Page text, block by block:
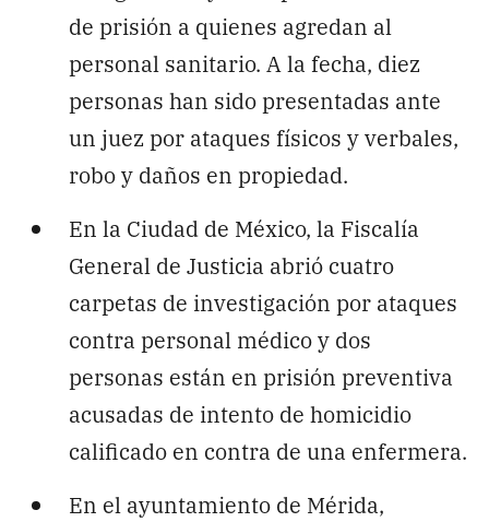
de prisión a quienes agredan al
personal sanitario. A la fecha, diez
personas han sido presentadas ante
un juez por ataques físicos y verbales,
robo y daños en propiedad.
En la Ciudad de México, la Fiscalía
General de Justicia abrió cuatro
carpetas de investigación por ataques
contra personal médico y dos
personas están en prisión preventiva
acusadas de intento de homicidio
calificado en contra de una enfermera.
En el ayuntamiento de Mérida,